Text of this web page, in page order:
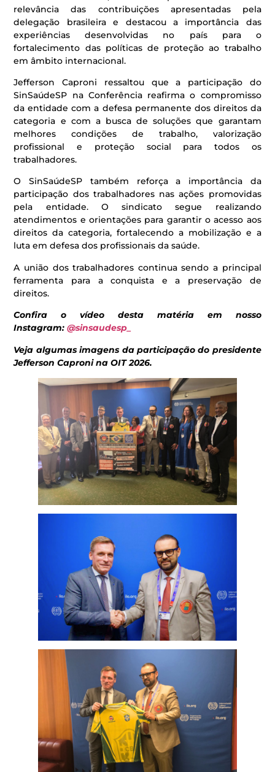
relevância das contribuições apresentadas pela
delegação brasileira e destacou a importância das
experiências desenvolvidas no país para o
fortalecimento das políticas de proteção ao trabalho
em âmbito internacional.
Jefferson Caproni ressaltou que a participação do
SinSaúdeSP na Conferência reafirma o compromisso
da entidade com a defesa permanente dos direitos da
categoria e com a busca de soluções que garantam
melhores condições de trabalho, valorização
profissional e proteção social para todos os
trabalhadores.
O SinSaúdeSP também reforça a importância da
participação dos trabalhadores nas ações promovidas
pela entidade. O sindicato segue realizando
atendimentos e orientações para garantir o acesso aos
direitos da categoria, fortalecendo a mobilização e a
luta em defesa dos profissionais da saúde.
A união dos trabalhadores continua sendo a principal
ferramenta para a conquista e a preservação de
direitos.
Confira o vídeo desta matéria em nosso
Instagram:@sinsaudesp_
Veja algumas imagens da participação do presidente
Jefferson Caproni na OIT 2026.